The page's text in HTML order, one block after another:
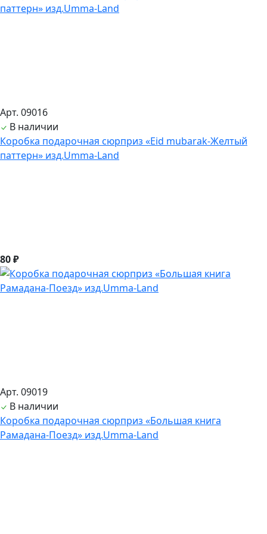
Арт. 09016
В наличии
Коробка подарочная сюрприз «Eid mubarak-Желтый
паттерн» изд.Umma-Land
80 ₽
Арт. 09019
В наличии
Коробка подарочная сюрприз «Большая книга
Рамадана-Поезд» изд.Umma-Land